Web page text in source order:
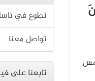
تطوع في
تواصل معنا
تابعنا على